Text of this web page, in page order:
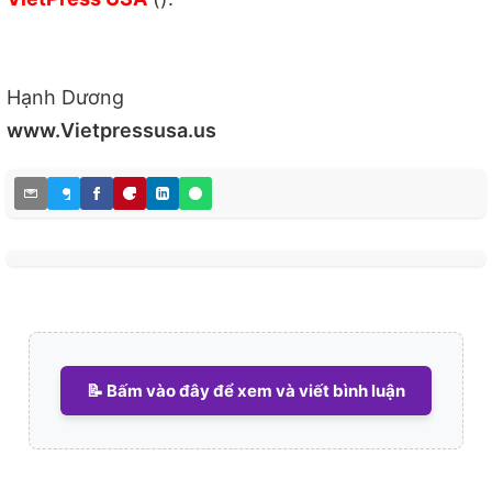
Hạnh Dương
www.Vietpressusa.us
📝 Bấm vào đây để xem và viết bình luận